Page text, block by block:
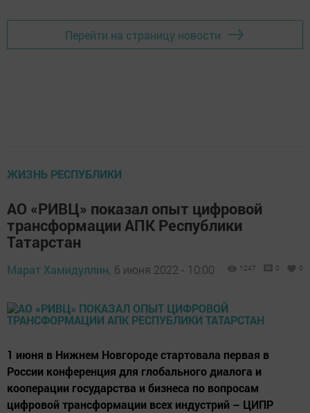
Перейти на страницу новости
ЖИЗНЬ РЕСПУБЛИКИ
АО «РИВЦ» показал опыт цифровой
трансформации АПК Республики
Татарстан
Марат Хамидуллин, 6 июня 2022 - 10:00 1247 0 0
1 июня в Нижнем Новгороде стартовала первая в
России конференция для глобального диалога и
кооперации государства и бизнеса по вопросам
цифровой трансформации всех индустрий – ЦИПР